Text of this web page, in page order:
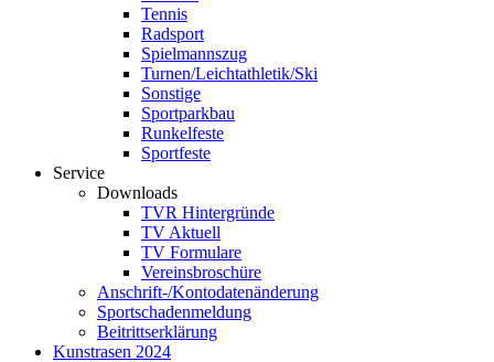
Tennis
Radsport
Spielmannszug
Turnen/Leichtathletik/Ski
Sonstige
Sportparkbau
Runkelfeste
Sportfeste
Service
Downloads
TVR Hintergründe
TV Aktuell
TV Formulare
Vereinsbroschüre
Anschrift-/Kontodatenänderung
Sportschadenmeldung
Beitrittserklärung
Kunstrasen 2024